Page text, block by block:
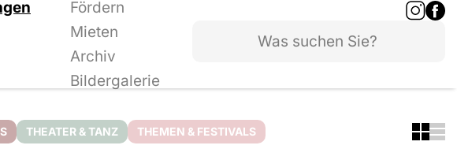
Fördern
Mieten
Archiv
Bildergalerie
THEATER & TANZ THEMEN & FESTIVALS